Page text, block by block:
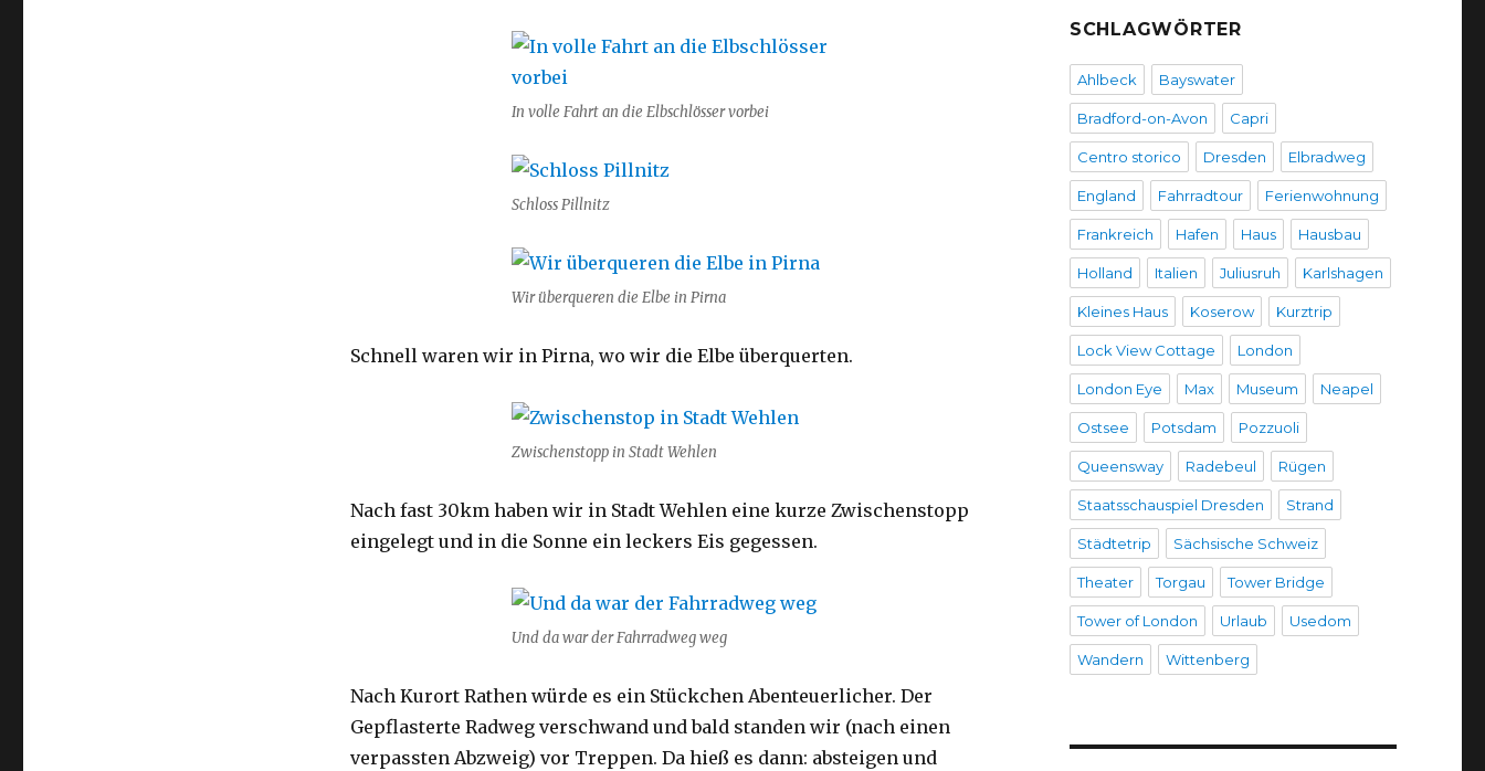
In volle Fahrt an die Elbschlösser vorbei
Schloss Pillnitz
Wir überqueren die Elbe in Pirna
Schnell waren wir in Pirna, wo wir die Elbe überquerten.
Zwischenstopp in Stadt Wehlen
Nach fast 30km haben wir in Stadt Wehlen eine kurze Zwischenstopp
eingelegt und in die Sonne ein leckers Eis gegessen.
Und da war der Fahrradweg weg
Nach Kurort Rathen würde es ein Stückchen Abenteuerlicher. Der
Gepflasterte Radweg verschwand und bald standen wir (nach einen
verpassten Abzweig) vor Treppen. Da hieß es dann: absteigen und
SCHLAGWÖRTER
Ahlbeck Bayswater
Bradford-on-Avon Capri
Centro storico Dresden Elbradweg
England Fahrradtour Ferienwohnung
Frankreich Hafen Haus Hausbau
Holland Italien Juliusruh Karlshagen
Kleines Haus Koserow Kurztrip
Lock View Cottage London
London Eye Max Museum Neapel
Ostsee Potsdam Pozzuoli
Queensway Radebeul Rügen
Staatsschauspiel Dresden Strand
Städtetrip Sächsische Schweiz
Theater Torgau Tower Bridge
Tower of London Urlaub Usedom
Wandern Wittenberg